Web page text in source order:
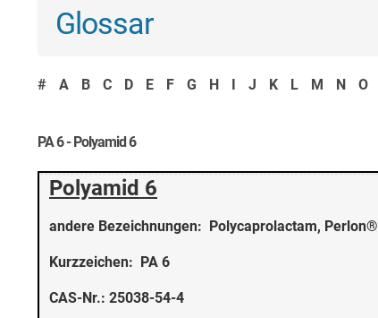
Glossar
# A B C D E F G H I J K L M N O
PA 6 - Polyamid 6
Polyamid 6
andere Bezeichnungen: Polycaprolactam, Perlon®
Kurzzeichen: PA 6
CAS-Nr.: 25038-54-4